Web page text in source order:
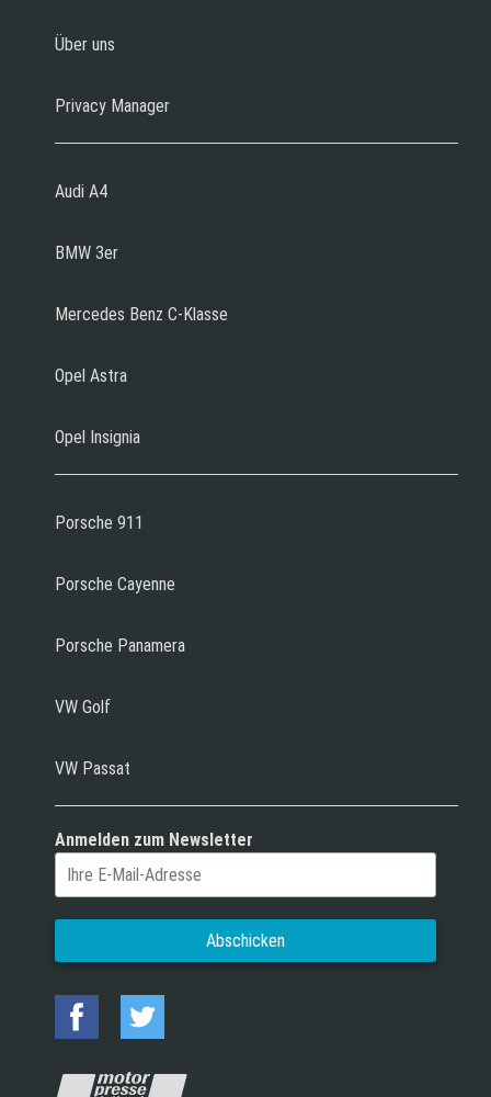
Über uns
Privacy Manager
Audi A4
BMW 3er
Mercedes Benz C-Klasse
Opel Astra
Opel Insignia
Porsche 911
Porsche Cayenne
Porsche Panamera
VW Golf
VW Passat
Anmelden zum Newsletter